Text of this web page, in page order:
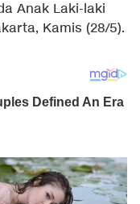
Anak Laki-laki
Kamis (28/5).